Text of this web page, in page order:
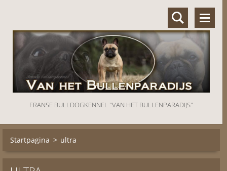
FRANSE BULLDOGKENNEL "VAN HET BULLENPARADIJS"
Startpagina > ultra